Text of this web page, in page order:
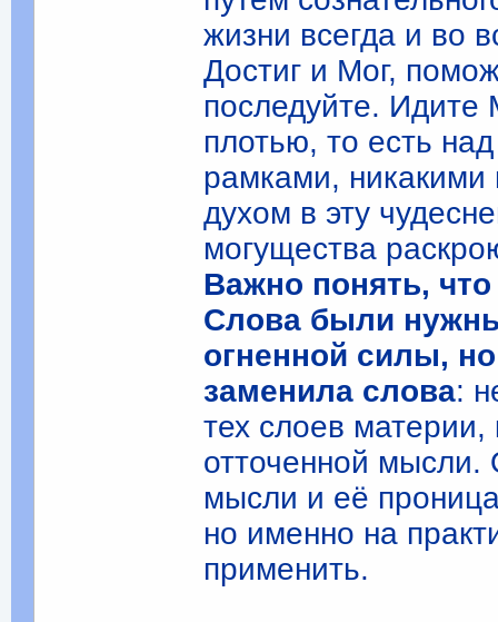
жизни всегда и во
Достиг и Мог,
последуйте.
плотью, то есть
рамками,
духом в эту
могущества
Важно понять,
Слова были
огненной силы,
заменила слова:
тех слоев материи,
отточенной мысли.
мысли и её
но именно на
применить.